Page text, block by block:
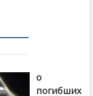
о
погибших